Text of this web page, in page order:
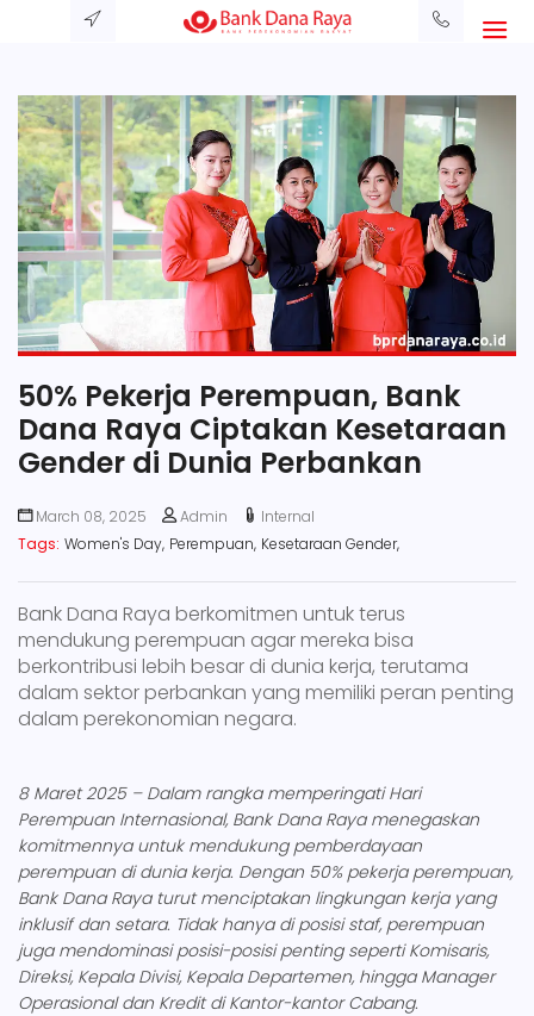
50% Pekerja Perempuan, Bank
Dana Raya Ciptakan Kesetaraan
Gender di Dunia Perbankan
March 08, 2025 Admin
Internal
Tags: Women's Day, Perempuan, Kesetaraan Gender,
Bank Dana Raya berkomitmen untuk terus
mendukung perempuan agar mereka bisa
berkontribusi lebih besar di dunia kerja, terutama
dalam sektor perbankan yang memiliki peran penting
dalam perekonomian negara.
8 Maret 2025 – Dalam rangka memperingati Hari
Perempuan Internasional, Bank Dana Raya menegaskan
komitmennya untuk mendukung pemberdayaan
perempuan di dunia kerja. Dengan 50% pekerja perempuan,
Bank Dana Raya turut menciptakan lingkungan kerja yang
inklusif dan setara. Tidak hanya di posisi staf, perempuan
juga mendominasi posisi-posisi penting seperti Komisaris,
Direksi, Kepala Divisi, Kepala Departemen, hingga Manager
Operasional dan Kredit di Kantor-kantor Cabang.